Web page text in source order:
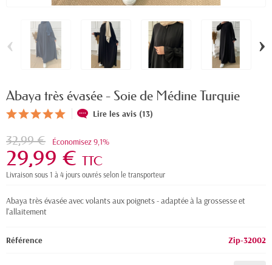
‹ ›
Abaya très évasée - Soie de Médine Turquie
Lire les avis (13)
32,99 € Économisez 9,1%
29,99 € TTC
Livraison sous 1 à 4 jours ouvrés selon le transporteur
Abaya très évasée avec volants aux poignets - adaptée à la grossesse et
l'allaitement
Référence Zip-32002